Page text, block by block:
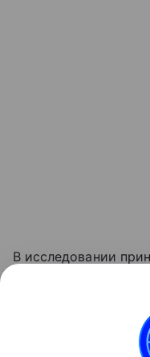
В исследовании
«Данная
информационный